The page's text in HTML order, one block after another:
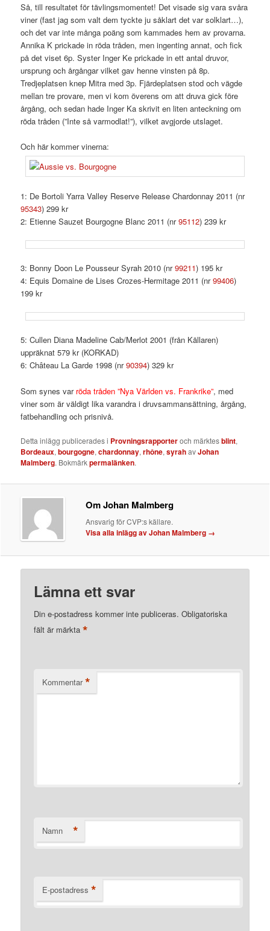
Så, till resultatet för tävlingsmomentet! Det visade sig vara svåra
viner (fast jag som valt dem tyckte ju såklart det var solklart…),
och det var inte många poäng som kammades hem av provarna.
Annika K prickade in röda tråden, men ingenting annat, och fick
på det viset 6p. Syster Inger Ke prickade in ett antal druvor,
ursprung och årgångar vilket gav henne vinsten på 8p.
Tredjeplatsen knep Mitra med 3p. Fjärdeplatsen stod och vägde
mellan tre provare, men vi kom överens om att druva gick före
årgång, och sedan hade Inger Ka skrivit en liten anteckning om
röda tråden (”Inte så varmodlat!”), vilket avgjorde utslaget.
Och här kommer vinerna:
1: De Bortoli Yarra Valley Reserve Release Chardonnay 2011 (nr
95343) 299 kr
2: Etienne Sauzet Bourgogne Blanc 2011 (nr95112) 239 kr
3: Bonny Doon Le Pousseur Syrah 2010 (nr99211) 195 kr
4: Equis Domaine de Lises Crozes-Hermitage 2011 (nr99406)
199 kr
5: Cullen Diana Madeline Cab/Merlot 2001 (från Källaren)
uppräknat 579 kr (KORKAD)
6: Château La Garde 1998 (nr90394) 329 kr
Som synes var röda tråden ”Nya Världen vs. Frankrike”, med
viner som är väldigt lika varandra i druvsammansättning, årgång,
fatbehandling och prisnivå.
Detta inlägg publicerades i Provningsrapporteroch märktesblint,
Bordeaux,bourgogne,chardonnay,rhône,syrahavJohan
Malmberg. Bokmärkpermalänken.
Om Johan Malmberg
Ansvarig för CVP:s källare.
Visa alla inlägg av Johan Malmberg →
Lämna ett svar
Din e-postadress kommer inte publiceras. Obligatoriska
fält är märkta*
Kommentar *
Namn *
E-postadress *